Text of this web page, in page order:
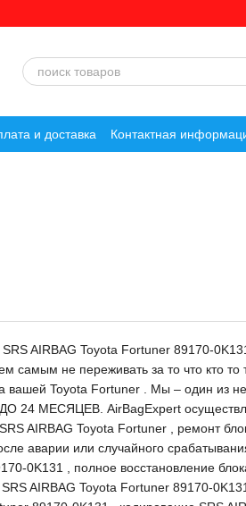
и доставка Контактная
AIRBAG Toyota Fortuner 89170-
самым не переживать за то что кто то
вашей Toyota Fortuner . Мы – один из
24 МЕСЯЦЕВ. AirBagExpert
AIRBAG Toyota Fortuner , ремонт
аварии или случайного
0K131 , полное восстановление
AIRBAG Toyota Fortuner 89170-